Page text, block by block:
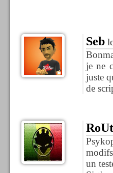
Seb
je ne
juste
de
un